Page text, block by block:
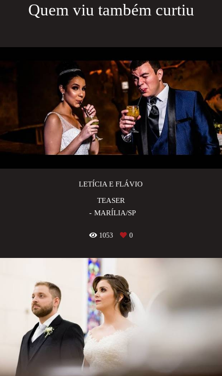
Quem viu também curtiu
LETÍCIA E FLÁVIO
TEASER
MARÍLIA/SP
1053 0